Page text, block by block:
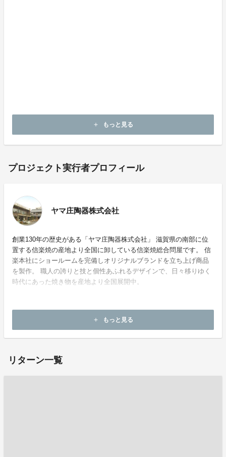
add もっと見る
プロジェクト実行者プロフィール
ヤマ庄陶器株式会社
創業130年の歴史がある「ヤマ庄陶器株式会社」 滋賀県の南部に位
置する信楽焼の産地より全国に卸している信楽焼総合問屋です。 信
楽本社にショールームを完備しオリジナルブランドを立ち上げ商品
を製作。 職人の誇りと技と個性あふれるデザインで、日々移りゆく
時代にあった焼き物を産地より全国展開中。
add もっと見る
リターン一覧